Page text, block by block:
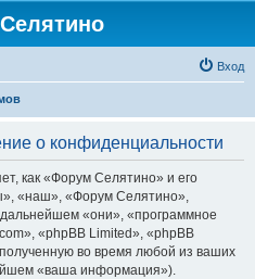
Вход
о конфиденциальности
как «Форум Селятино» и его
«наш», «Форум Селятино»,
«они», «программное
«phpBB Limited», «phpBB
во время любой из ваших
«ваша информация»).